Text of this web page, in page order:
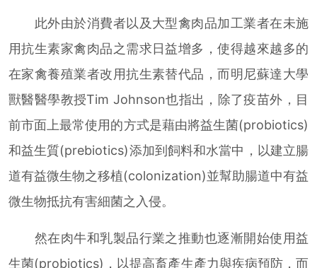
此外由於消費者以及大型禽肉品加工業者在未施
用抗生素家禽肉品之需求日益增多，使得越來越多的
在家禽養殖業者改用抗生素替代品，而明尼蘇達大學
獸醫醫學教授Tim Johnson也指出，除了疫苗外，目
前市面上最常使用的方式是藉由將益生菌(probiotics)
和益生質(prebiotics)添加到飼料和水當中，以建立腸
道有益微生物之移植(colonization)並幫助腸道中有益
微生物抵抗有害細菌之入侵。
然在肉牛和乳製品行業之推動也逐漸開始使用益
生菌(probiotics)，以提高畜產生產力與疾病預防，而